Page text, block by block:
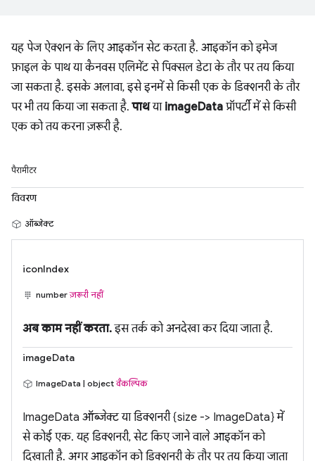
यह पेज ऐक्शन के लिए आइकॉन सेट करता है. आइकॉन को इमेज
फ़ाइल के पाथ या कैनवस एलिमेंट से पिक्सल डेटा के तौर पर तय किया
जा सकता है. इसके अलावा, इसे इनमें से किसी एक के डिक्शनरी के तौर
पर भी तय किया जा सकता है.पाथया imageData प्रॉपर्टी में से किसी
एक को तय करना ज़रूरी है.
पैरामीटर
विवरण
ऑब्जेक्ट
iconIndex
numberज़रूरी नहीं
अब काम नहीं करता.इस तर्क को अनदेखा कर दिया जाता है.
imageData
ImageData | object वैकल्पिक
ImageData ऑब्जेक्ट या डिक्शनरी {size -> ImageData} में
से कोई एक. यह डिक्शनरी, सेट किए जाने वाले आइकॉन को
दिखाती है. अगर आइकॉन को डिक्शनरी के तौर पर तय किया जाता